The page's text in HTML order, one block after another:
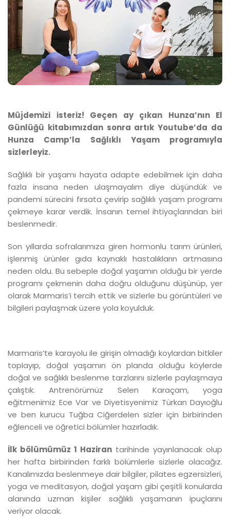
Müjdemizi isteriz! Geçen ay çıkan Hunza’nın El
Günlüğü kitabımızdan sonra artık Youtube’da da
Hunza Camp’la Sağlıklı Yaşam programıyla
sizlerleyiz.
Sağlıklı bir yaşamı hayata adapte edebilmek için daha
fazla insana neden ulaşmayalım diye düşündük ve
pandemi sürecini fırsata çevirip sağlıklı yaşam programı
çekmeye karar verdik. İnsanın temel ihtiyaçlarından biri
beslenmedir.
Son yıllarda sofralarımıza giren hormonlu tarım ürünleri,
işlenmiş ürünler gıda kaynaklı hastalıkların artmasına
neden oldu. Bu sebeple doğal yaşamın olduğu bir yerde
programı çekmenin daha doğru olduğunu düşünüp, yer
olarak Marmaris’i tercih ettik ve sizlerle bu görüntüleri ve
bilgileri paylaşmak üzere yola koyulduk.
Marmaris’te karayolu ile girişin olmadığı koylardan bitkiler
toplayıp, doğal yaşamın ön planda olduğu köylerde
doğal ve sağlıklı beslenme tarzlarını sizlerle paylaşmaya
çalıştık. Antrenörümüz Selen Karaçam, yoga
eğitmenimiz Ece Var ve Diyetisyenimiz Türkan Dayıoğlu
ve ben kurucu Tuğba Ciğerdelen sizler için birbirinden
eğlenceli ve öğretici bölümler hazırladık.
İlk bölümümüz 1 Haziran tarihinde yayınlanacak olup
her hafta birbirinden farklı bölümlerle sizlerle olacağız.
Kanalımızda beslenmeye dair bilgiler, pilates egzersizleri,
yoga ve meditasyon, doğal yaşam gibi çeşitli konularda
alanında uzman kişiler sağlıklı yaşamanın ipuçlarını
veriyor olacak.